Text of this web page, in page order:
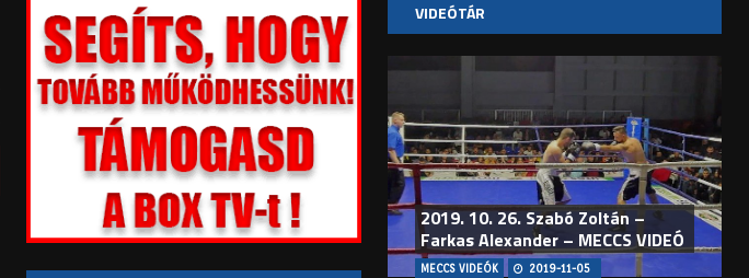
VIDEÓTÁR
2019. 10. 26. Szabó Zoltán –
Farkas Alexander – MECCS VIDEÓ
MECCS VIDEÓK 2019-11-05